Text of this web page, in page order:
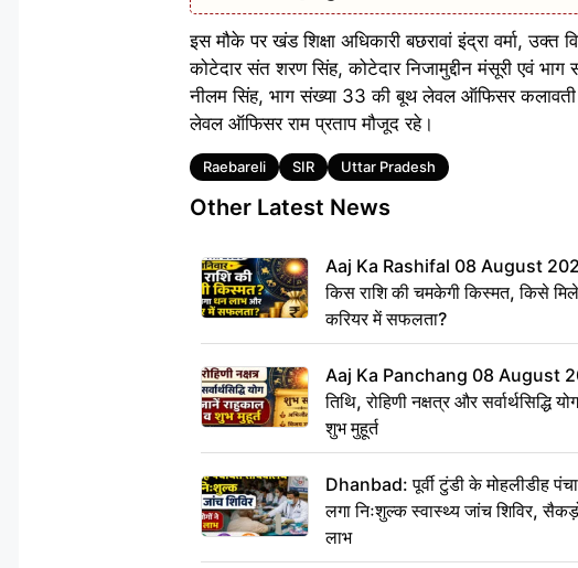
इस मौके पर खंड शिक्षा अधिकारी बछरावां इंद्रा वर्मा, उक्त
कोटेदार संत शरण सिंह, कोटेदार निजामुद्दीन मंसूरी एवं
नीलम सिंह, भाग संख्या 33 की बूथ लेवल ऑफिसर
लेवल ऑफिसर राम प्रताप मौजूद रहे।
Tags
Raebareli SIR Uttar Pradesh
Other Latest News
Aaj Ka Rashifal 08 August
किस राशि की चमकेगी किस्मत, किसे
करियर में सफलता?
Aaj Ka Panchang 08 August
तिथि, रोहिणी नक्षत्र और सर्वार्थसिद्धि
शुभ मुहूर्त
Dhanbad: पूर्वी टुंडी के मोहलीडीह
लगा निःशुल्क स्वास्थ्य जांच शिविर,
लाभ